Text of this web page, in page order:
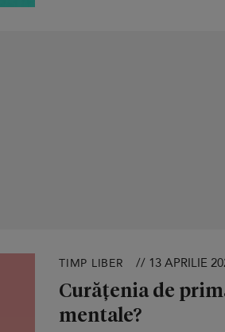
TIMP LIBER // 13 APRILIE
Curățenia de
mentale?